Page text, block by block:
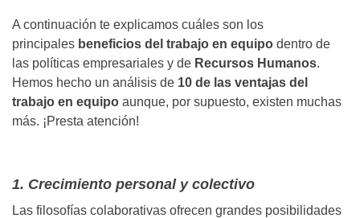
A continuación te explicamos cuáles son los
principales beneficios del trabajo en equipo dentro de
las políticas empresariales y de Recursos Humanos.
Hemos hecho un análisis de 10 de las ventajas del
trabajo en equipo aunque, por supuesto, existen muchas
más. ¡Presta atención!
1. Crecimiento personal y colectivo
Las filosofías colaborativas ofrecen grandes posibilidades